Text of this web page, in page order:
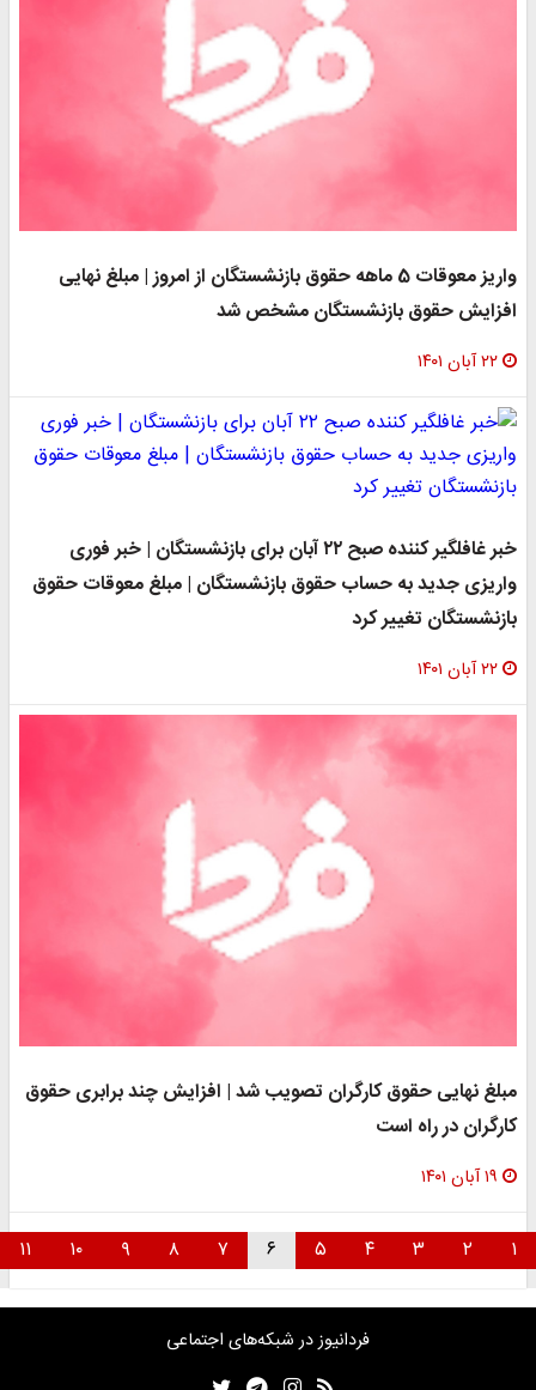
واریز معوقات 5 ماهه حقوق بازنشستگان از امروز | مبلغ نهایی
افزایش حقوق بازنشستگان مشخص شد
۲۲ آبان ۱۴۰۱
خبر غافلگیر کننده صبح ۲۲ آبان برای بازنشستگان | خبر فوری
واریزی جدید به حساب حقوق بازنشستگان | مبلغ معوقات حقوق
بازنشستگان تغییر کرد
۲۲ آبان ۱۴۰۱
مبلغ نهایی حقوق کارگران تصویب شد | افزایش چند برابری حقوق
کارگران در راه است
۱۹ آبان ۱۴۰۱
۱ ۲ ۳ ۴ ۵ ۶ ۷ ۸ ۹ ۱۰ ۱۱
فردانیوز در شبکه‌های اجتماعی